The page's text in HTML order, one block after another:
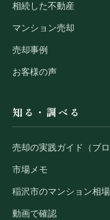
相続した不動産
マンション売却
売却事例
お客様の声
知る・調べる
売却の実践ガイド（ブロ
市場メモ
稲沢市のマンション相場
動画で確認